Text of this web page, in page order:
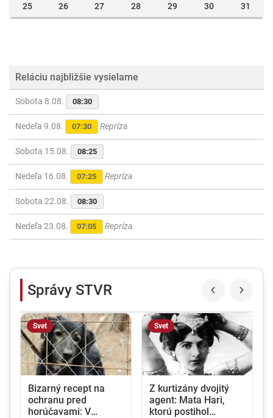
25 26 27 28 29 30 31
Reláciu najbližšie vysielame
Sobota 8.08. 08:30
Nedeľa 9.08. 07:30 Repríza
Sobota 15.08. 08:25
Nedeľa 16.08. 07:25 Repríza
Sobota 22.08. 08:30
Nedeľa 23.08. 07:05 Repríza
Správy STVR
Svet
Bizarný recept na
ochranu pred
horúčavami: V
Svet
Z kurtizány dvojitý
agent: Mata Hari,
ktorú postihol